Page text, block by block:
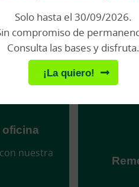
oficina
nuestra
Solo hasta el 30/09/2026.
compromiso de
Consulta las bases y disfruta.
¡La quiero!